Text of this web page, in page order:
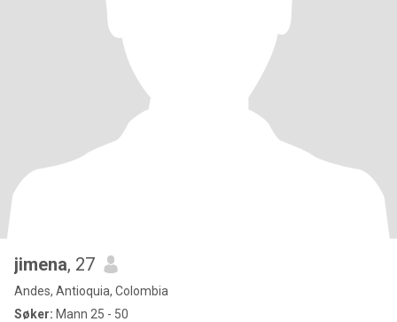
jimena, 27
Andes, Antioquia, Colombia
Søker: Mann 25 - 50